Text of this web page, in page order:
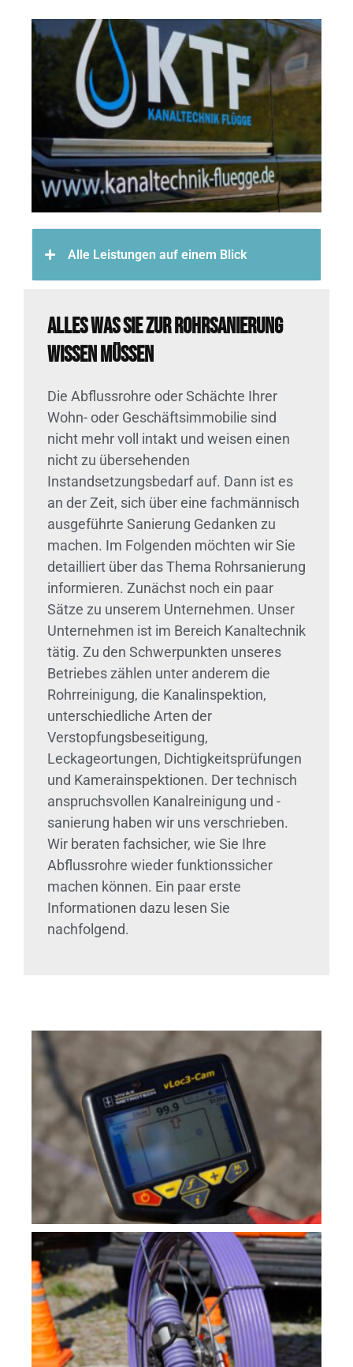
Alle Leistungen auf einem Blick
Alles was Sie zur Rohrsanierung
wissen müssen
Die Abflussrohre oder Schächte Ihrer
Wohn- oder Geschäftsimmobilie sind
nicht mehr voll intakt und weisen einen
nicht zu übersehenden
Instandsetzungsbedarf auf. Dann ist es
an der Zeit, sich über eine fachmännisch
ausgeführte Sanierung Gedanken zu
machen. Im Folgenden möchten wir Sie
detailliert über das Thema Rohrsanierung
informieren. Zunächst noch ein paar
Sätze zu unserem Unternehmen. Unser
Unternehmen ist im Bereich Kanaltechnik
tätig. Zu den Schwerpunkten unseres
Betriebes zählen unter anderem die
Rohrreinigung, die Kanalinspektion,
unterschiedliche Arten der
Verstopfungsbeseitigung,
Leckageortungen, Dichtigkeitsprüfungen
und Kamerainspektionen. Der technisch
anspruchsvollen Kanalreinigung und -
sanierung haben wir uns verschrieben.
Wir beraten fachsicher, wie Sie Ihre
Abflussrohre wieder funktionssicher
machen können. Ein paar erste
Informationen dazu lesen Sie
nachfolgend.